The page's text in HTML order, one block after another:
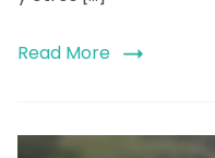
Read More